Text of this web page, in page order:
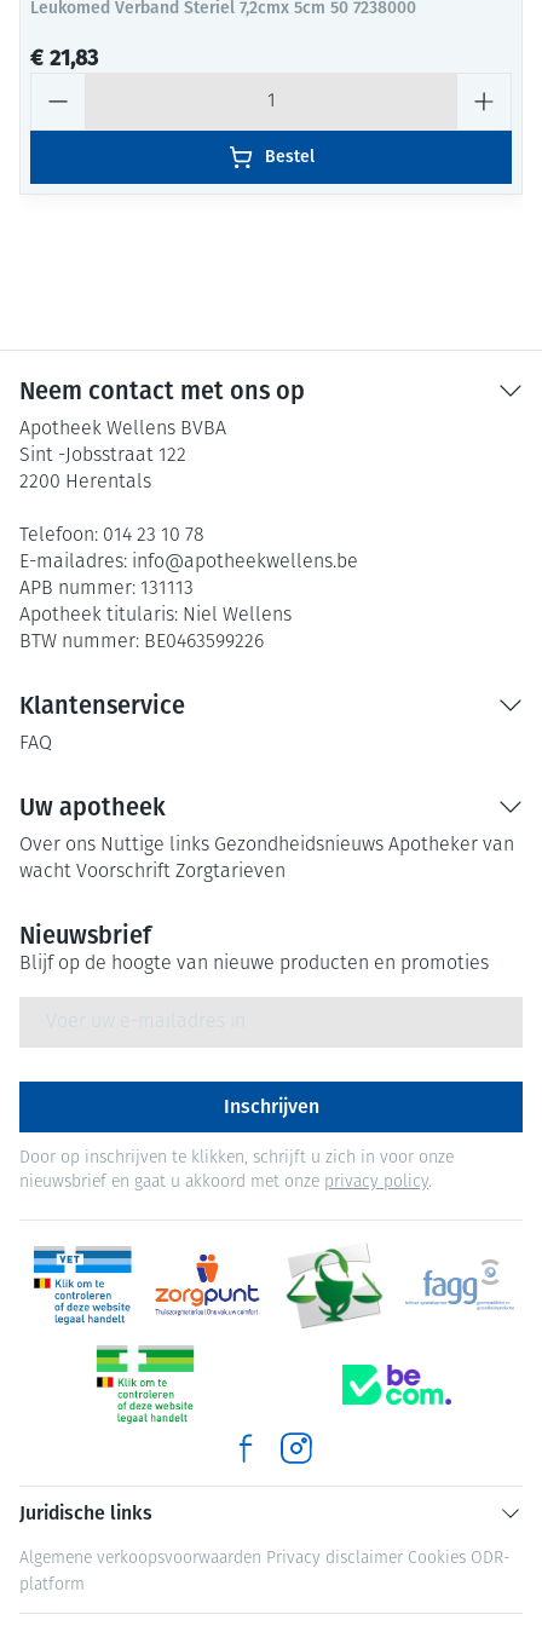
Leukomed Verband Steriel 7,2cmx 5cm 50 7238000
€ 21,83
Bestel
Neem contact met ons op
Apotheek Wellens BVBA
Sint -Jobsstraat 122
2200 Herentals
Telefoon: 014 23 10 78
E-mailadres: info@apotheekwellens.be
APB nummer: 131113
Apotheek titularis: Niel Wellens
BTW nummer: BE0463599226
Klantenservice
FAQ
Uw apotheek
Over ons Nuttige links Gezondheidsnieuws Apotheker van
wacht Voorschrift Zorgtarieven
Nieuwsbrief
Blijf op de hoogte van nieuwe producten en promoties
Inschrijven
Door op inschrijven te klikken, schrijft u zich in voor onze
nieuwsbrief en gaat u akkoord met onze privacy policy.
Juridische links
Algemene verkoopsvoorwaarden Privacy disclaimer Cookies ODR-
platform